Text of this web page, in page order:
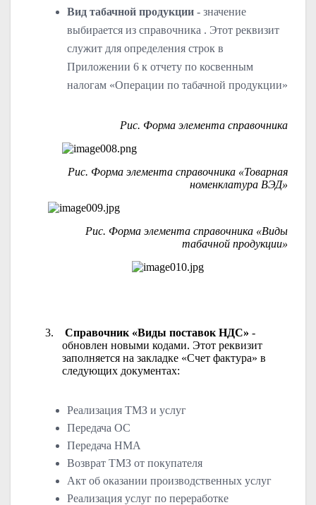
Вид табачной продукции - значение
выбирается из справочника . Этот реквизит
служит для определения строк в
Приложении 6 к отчету по косвенным
налогам «Операции по табачной продукции»
Рис. Форма элемента справочника
Рис. Форма элемента справочника «Товарная
номенклатура ВЭД»
Рис. Форма элемента справочника «Виды
табачной продукции»
3. Справочник «Виды поставок НДС» -
обновлен новыми кодами. Этот реквизит
заполняется на закладке «Счет фактура» в
следующих документах:
Реализация ТМЗ и услуг
Передача ОС
Передача НМА
Возврат ТМЗ от покупателя
Акт об оказании производственных услуг
Реализация услуг по переработке